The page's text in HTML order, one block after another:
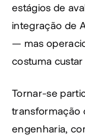
estágios de
integração de
— mas
costuma custar
Tornar-se
transformação
engenharia,